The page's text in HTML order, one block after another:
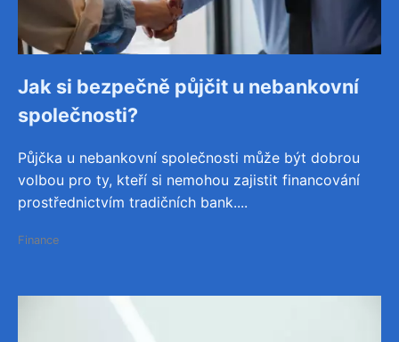
Jak si bezpečně půjčit u nebankovní
společnosti?
Půjčka u nebankovní společnosti může být dobrou
volbou pro ty, kteří si nemohou zajistit financování
prostřednictvím tradičních bank....
Finance